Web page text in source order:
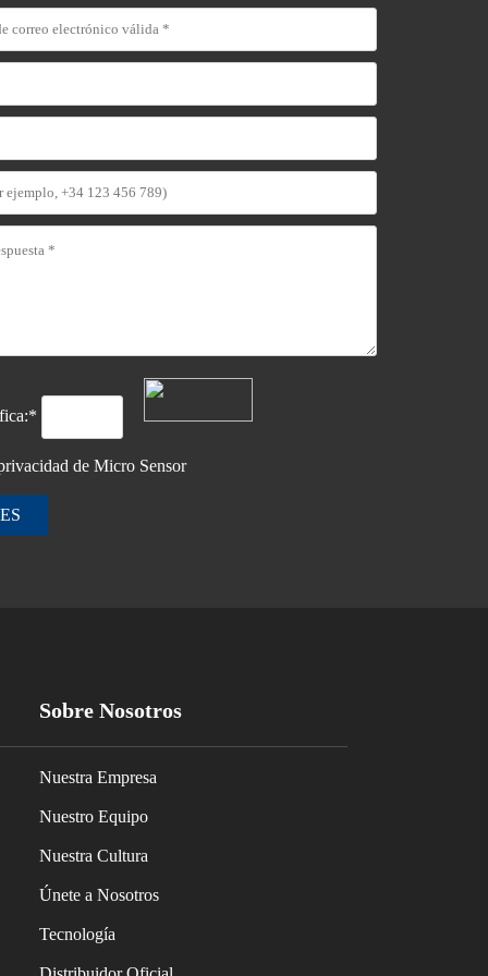
de Micro Sensor
Sobre Nosotros
Nuestra Empresa
Nuestro Equipo
Nuestra Cultura
Únete a Nosotros
Tecnología